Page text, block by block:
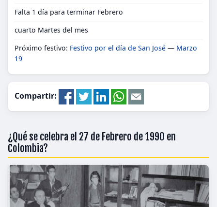
Falta 1 día para terminar Febrero
cuarto Martes del mes
Próximo festivo: Festivo por el día de San José — Marzo
19
Compartir:
¿Qué se celebra el 27 de Febrero de 1990 en
Colombia?